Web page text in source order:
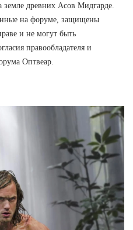
земле древних Асов Мидгарде.
на форуме, защищены
и не могут быть
правообладателя и
Оптвеар.